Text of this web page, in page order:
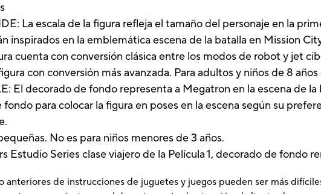
La escala de la figura refleja el tamaño del personaje en la
inspirados en la emblemática escena de la batalla en Mission
cuenta con conversión clásica entre los modos de robot y jet
con conversión más avanzada. Para adultos y niños de 8
El decorado de fondo representa a Megatron en la escena de la
para colocar la figura en poses en la escena según su
No es para niños menores de 3 años.
Estudio Series clase viajero de la Película 1, decorado de fondo
anteriores de instrucciones de juguetes y juegos pueden ser más